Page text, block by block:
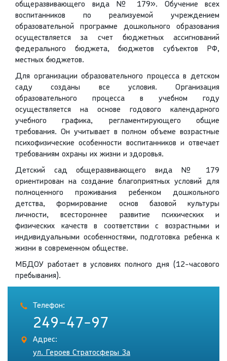
общеразвивающего вида № 179». Обучение всех
воспитанников по реализуемой учреждением
образовательной программе дошкольного образования
осуществляется за счет бюджетных ассигнований
федерального бюджета, бюджетов субъектов РФ,
местных бюджетов.
Для организации образовательного процесса в детском
саду созданы все условия. Организация
образовательного процесса в учебном году
осуществляется на основе годового календарного
учебного графика, регламентирующего общие
требования. Он учитывает в полном объеме возрастные
психофизические особенности воспитанников и отвечает
требованиям охраны их жизни и здоровья.
Детский сад общеразвивающего вида № 179
ориентирован на создание благоприятных условий для
полноценного проживания ребенком дошкольного
детства, формирование основ базовой культуры
личности, всестороннее развитие психических и
физических качеств в соответствии с возрастными и
индивидуальными особенностями, подготовка ребенка к
жизни в современном обществе.
МБДОУ работает в условиях полного дня (12-часового
пребывания).
Телефон:
249-47-97
Адрес:
ул. Героев Стратосферы 3а